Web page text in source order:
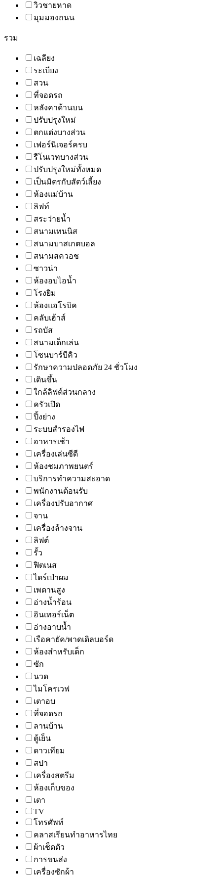
วิวชายหาด
มุมมองถนน
รวม
เฉลียง
ระเบียง
สวน
ที่จอดรถ
หลังคาด้านบน
ปรับปรุงใหม่
ตกแต่งบางส่วน
เฟอร์นิเจอร์ครบ
รีโนเวทบางส่วน
ปรับปรุงใหม่ทั้งหมด
เป็นมิตรกับสัตว์เลี้ยง
ห้องแม่บ้าน
ลิฟท์
สระว่ายน้ำ
สนามเทนนิส
สนามบาสเกตบอล
สนามสควอช
ซาวน่า
ห้องอบไอน้ำ
โรงยิม
ห้องแอโรบิค
คลับเฮ้าส์
รถบัส
สนามเด็กเล่น
โซนบาร์บีคิว
รักษาความปลอดภัย 24 ชั่วโมง
เดินขึ้น
ใกล้ลิฟต์ส่วนกลาง
ครัวเปิด
ปิ้งย่าง
ระบบสำรองไฟ
อาหารเช้า
เครื่องเล่นซีดี
ห้องชมภาพยนตร์
บริการทำความสะอาด
พนักงานต้อนรับ
เครื่องปรับอากาศ
จาน
เครื่องล้างจาน
ลิฟต์
รั้ว
ฟิตเนส
ไดร์เป่าผม
เพดานสูง
อ่างน้ำร้อน
อินเทอร์เน็ต
อ่างอาบน้ำ
เรือคายัค/พาดเดิลบอร์ด
ห้องสำหรับเด็ก
ซัก
นวด
ไมโครเวฟ
เตาอบ
ที่จอดรถ
ลานบ้าน
ตู้เย็น
ดาวเทียม
สปา
เครื่องสตรีม
ห้องเก็บของ
เตา
TV
โทรศัพท์
คลาสเรียนทำอาหารไทย
ผ้าเช็ดตัว
การขนส่ง
เครื่องซักผ้า